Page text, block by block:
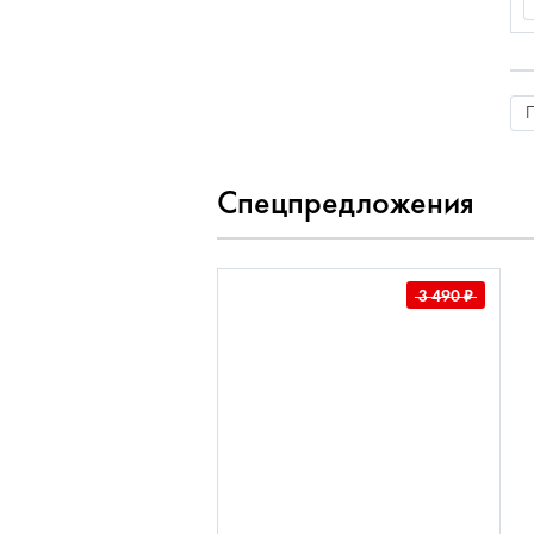
Спецпредложения
3 490₽